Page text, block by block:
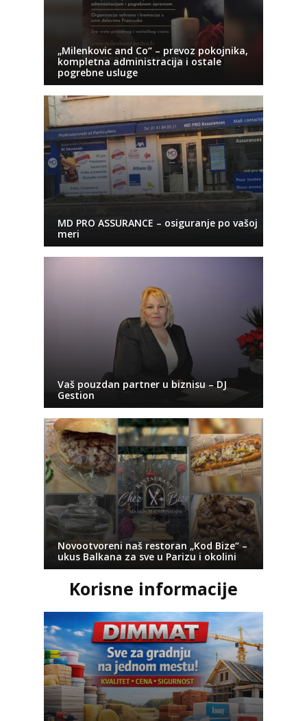
„Milenkovic and Co“ – prevoz pokojnika,
kompletna administracija i ostale
pogrebne usluge
MD PRO ASSURANCE – osiguranje po vašoj
meri
Vaš pouzdan partner u biznisu – DJ
Gestion
Novootvoreni naš restoran „Kod Bize“ –
ukus Balkana za sve u Parizu i okolini
Korisne informacije